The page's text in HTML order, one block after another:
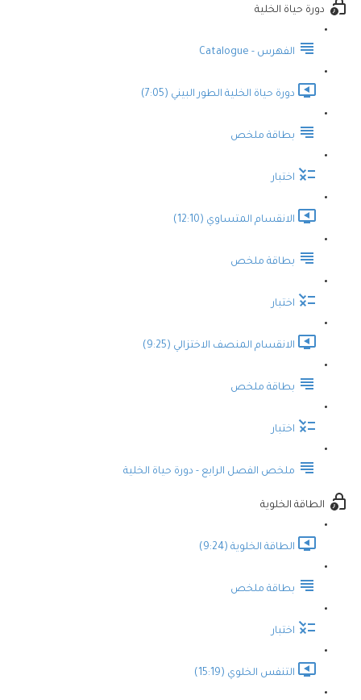
دورة حياة الخلية
الفهرس - Catalogue
دورة حياة الخلية الطور البيني (7:05)
بطاقة ملخص
اختبار
الانقسام المتساوي (12:10)
بطاقة ملخص
اختبار
الانقسام المنصف الاختزالي (9:25)
بطاقة ملخص
اختبار
ملخص الفصل الرابع - دورة حياة الخلية
الطاقة الخلوية
الطاقة الخلوية (9:24)
بطاقة ملخص
اختبار
التنفس الخلوي (15:19)